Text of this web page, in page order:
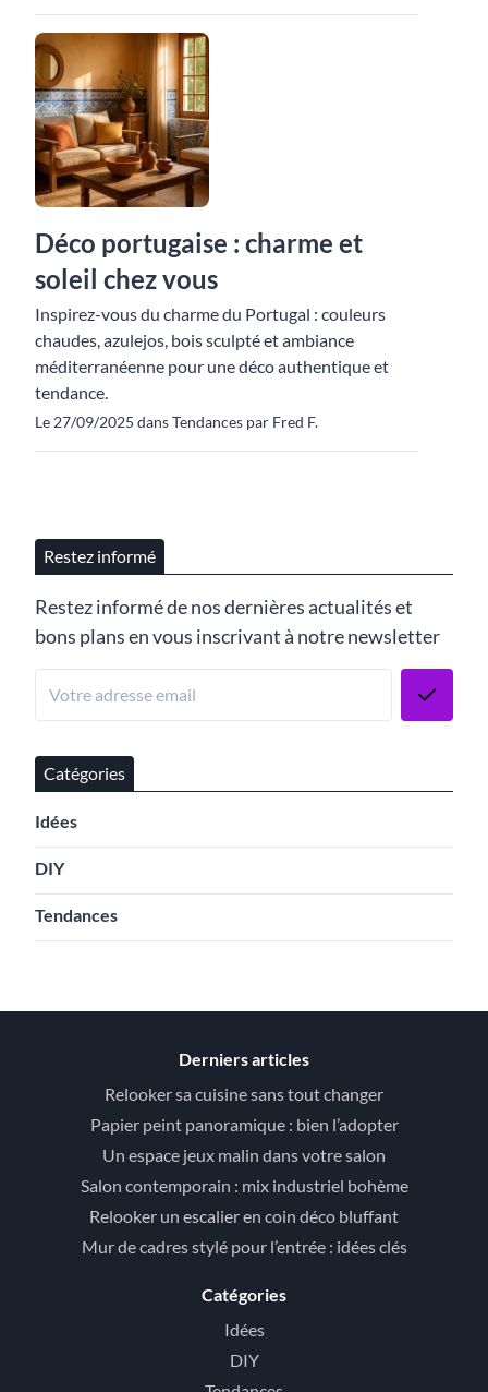
Déco portugaise : charme et
soleil chez vous
Inspirez-vous du charme du Portugal : couleurs
chaudes, azulejos, bois sculpté et ambiance
méditerranéenne pour une déco authentique et
tendance.
Le 27/09/2025 dans Tendances par Fred F.
Restez informé
Restez informé de nos dernières actualités et
bons plans en vous inscrivant à notre newsletter
Catégories
Idées
DIY
Tendances
Derniers articles
Relooker sa cuisine sans tout changer
Papier peint panoramique : bien l’adopter
Un espace jeux malin dans votre salon
Salon contemporain : mix industriel bohème
Relooker un escalier en coin déco bluffant
Mur de cadres stylé pour l’entrée : idées clés
Catégories
Idées
DIY